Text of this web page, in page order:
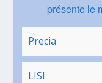
présente le
Precia
LISI